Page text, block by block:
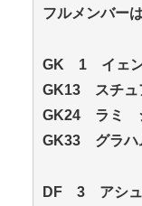
フルメンバー
GK 1 イェン
GK13 スチュ
GK24 ラミ
GK33 グラハ
DF 3 アシュ